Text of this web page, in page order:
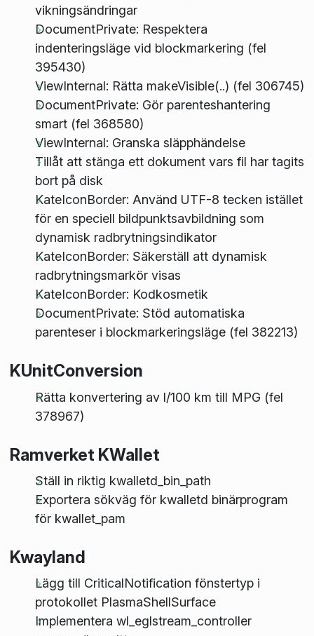
vikningsändringar
DocumentPrivate: Respektera
indenteringsläge vid blockmarkering (fel
395430)
ViewInternal: Rätta makeVisible(..) (fel 306745)
DocumentPrivate: Gör parenteshantering
smart (fel 368580)
ViewInternal: Granska släpphändelse
Tillåt att stänga ett dokument vars fil har tagits
bort på disk
KateIconBorder: Använd UTF-8 tecken istället
för en speciell bildpunktsavbildning som
dynamisk radbrytningsindikator
KateIconBorder: Säkerställ att dynamisk
radbrytningsmarkör visas
KateIconBorder: Kodkosmetik
DocumentPrivate: Stöd automatiska
parenteser i blockmarkeringsläge (fel 382213)
KUnitConversion
Rätta konvertering av l/100 km till MPG (fel
378967)
Ramverket KWallet
Ställ in riktig kwalletd_bin_path
Exportera sökväg för kwalletd binärprogram
för kwallet_pam
Kwayland
Lägg till CriticalNotification fönstertyp i
protokollet PlasmaShellSurface
Implementera wl_eglstream_controller